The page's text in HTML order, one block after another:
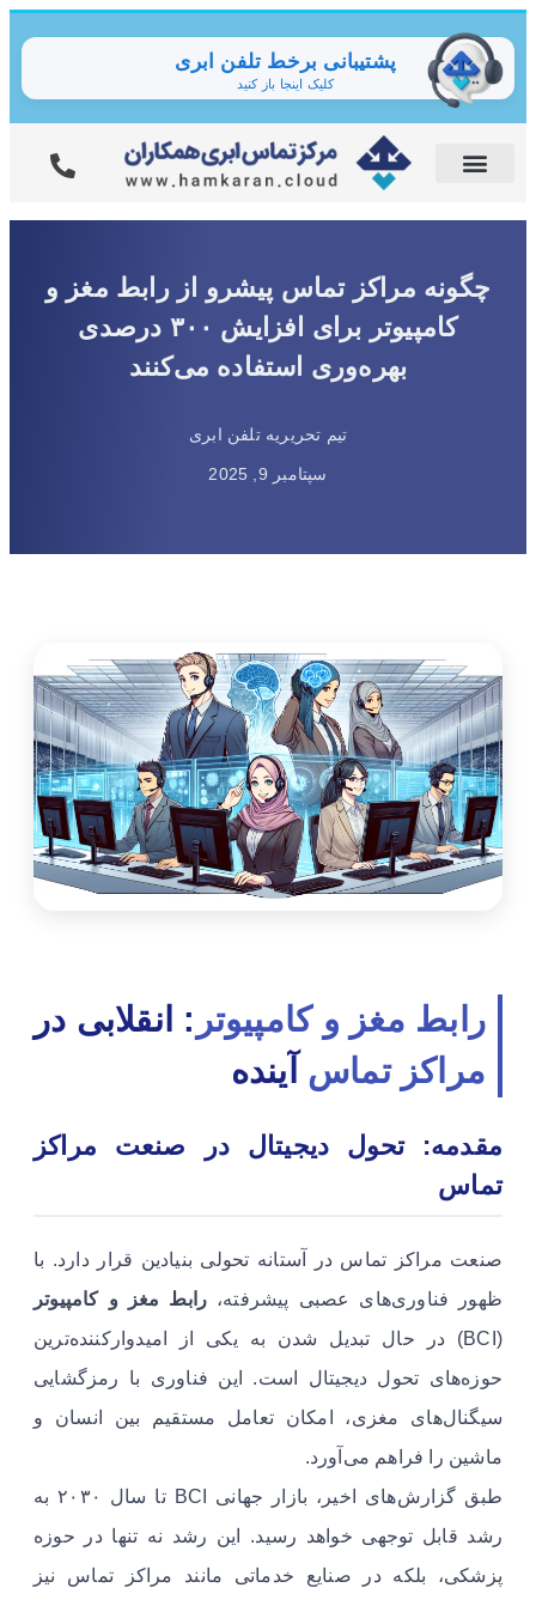
پشتیبانی برخط تلفن ابری
کلیک اینجا باز کنید
چگونه مراکز تماس پیشرو از رابط مغز و
کامپیوتر برای افزایش ۳۰۰ درصدی
بهره‌وری استفاده می‌کنند
تیم تحریریه تلفن ابری
سپتامبر 9, 2025
رابط مغز و کامپیوتر : انقلابی در
مراکز تماس آینده
مقدمه: تحول دیجیتال در صنعت مراکز
تماس
صنعت مراکز تماس در آستانه تحولی بنیادین قرار دارد. با
ظهور فناوری‌های عصبی پیشرفته، رابط مغز و کامپیوتر
(BCI) در حال تبدیل شدن به یکی از امیدوارکننده‌ترین
حوزه‌های تحول دیجیتال است. این فناوری با رمزگشایی
سیگنال‌های مغزی، امکان تعامل مستقیم بین انسان و
ماشین را فراهم می‌آورد.
طبق گزارش‌های اخیر، بازار جهانی BCI تا سال ۲۰۳۰ به
رشد قابل توجهی خواهد رسید. این رشد نه تنها در حوزه
پزشکی، بلکه در صنایع خدماتی مانند مراکز تماس نیز